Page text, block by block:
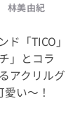
林美由紀
「TICO」
」とコラ
アクリルグ
い～！